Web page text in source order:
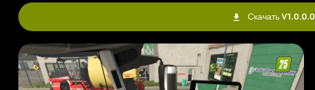
Скачать V1.0.0.0